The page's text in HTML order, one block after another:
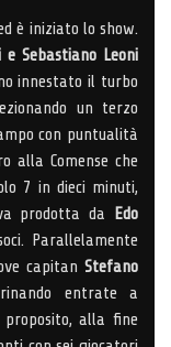
è iniziato lo show.
Sebastiano Leoni
innestato il turbo
un terzo
con puntualità
alla Comense che
7 in dieci minuti,
prodotta da
Edo
Parallelamente
capitan Stefano
entrate a
alla fine